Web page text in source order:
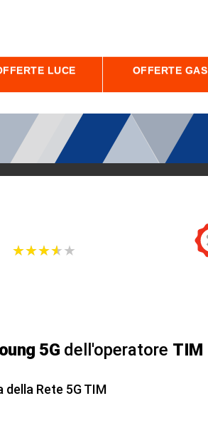
LUCE OFFERTE GAS
★★★★★
★★★★★
5G dell'operatore TIM
Rete 5G TIM